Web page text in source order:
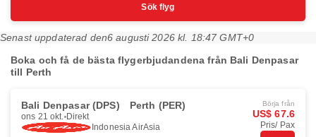
Sök flyg
Senast uppdaterad den6 augusti 2026 kl. 18:47 GMT+0
Boka och få de bästa flygerbjudandena från Bali Denpasar
till Perth
Bali Denpasar (DPS) Perth (PER)
ons 21 okt. Direkt
Indonesia AirAsia
Börja från
US$ 67.6
Pris/ Pax